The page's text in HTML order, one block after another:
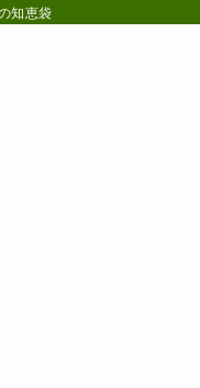
知恵袋